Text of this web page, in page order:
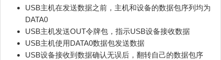
USB主机在发送数据之前，主机和设备的数据包序列均为
DATA0
USB主机发送OUT令牌包，指示USB设备接收数据
USB主机使用DATA0数据包发送数据
USB设备接收到数据确认无误后，翻转自己的数据包序